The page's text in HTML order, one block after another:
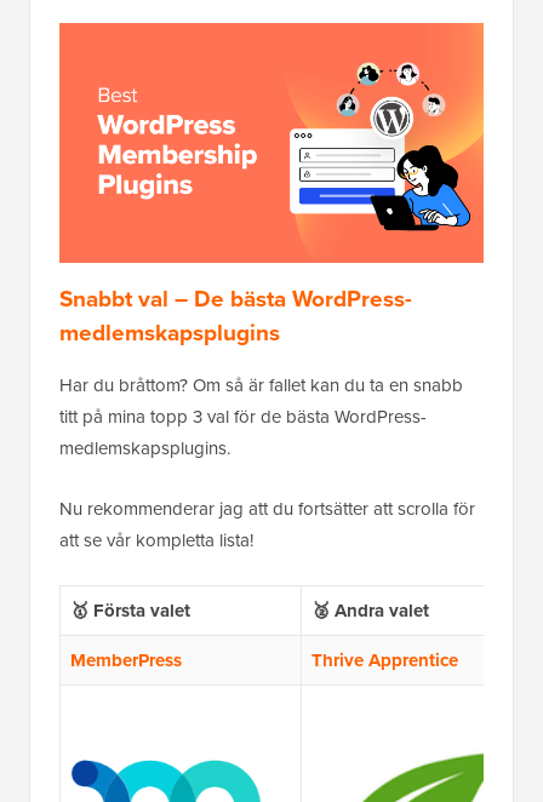
Snabbt val – De bästa WordPress-
medlemskapsplugins
Har du bråttom? Om så är fallet kan du ta en snabb
titt på mina topp 3 val för de bästa WordPress-
medlemskapsplugins.
Nu rekommenderar jag att du fortsätter att scrolla för
att se vår kompletta lista!
🥇 Första valet
🥈 Andra valet
MemberPress
Thrive Apprentice